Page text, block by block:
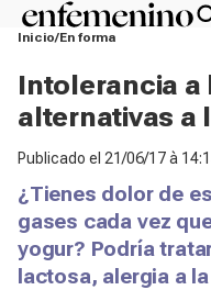
Inicio En forma
Intolerancia a
alternativas a
Publicado el 21/06/17 à
¿Tienes dolor de
gases cada vez
yogur? Podría
lactosa, alergia a